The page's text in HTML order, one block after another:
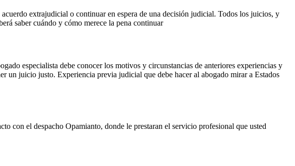
extrajudicial o continuar en espera de una decisión judicial. Todos los juicios, y
saber cuándo y cómo merece la pena continuar
especialista debe conocer los motivos y circunstancias de anteriores experiencias y
un juicio justo. Experiencia previa judicial que debe hacer al abogado mirar a Estados
con el despacho Opamianto, donde le prestaran el servicio profesional que usted